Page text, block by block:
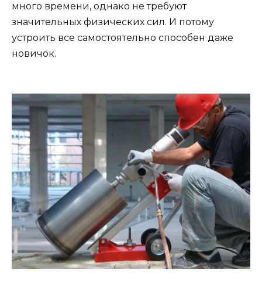
много времени, однако не требуют
значительных физических сил. И потому
устроить все самостоятельно способен даже
новичок.